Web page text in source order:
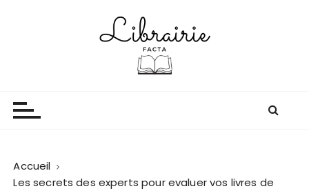
Accueil
Les secrets des experts pour evaluer vos livres de